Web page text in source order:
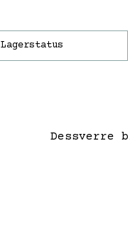
Lagerstatus
Dessverre